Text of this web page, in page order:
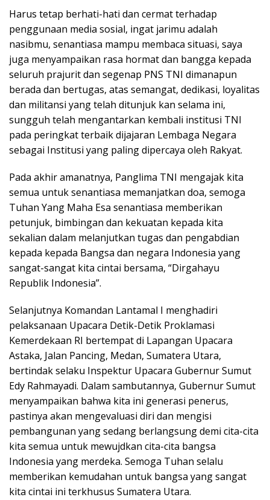
Harus tetap berhati-hati dan cermat terhadap
penggunaan media sosial, ingat jarimu adalah
nasibmu, senantiasa mampu membaca situasi, saya
juga menyampaikan rasa hormat dan bangga kepada
seluruh prajurit dan segenap PNS TNI dimanapun
berada dan bertugas, atas semangat, dedikasi, loyalitas
dan militansi yang telah ditunjuk kan selama ini,
sungguh telah mengantarkan kembali institusi TNI
pada peringkat terbaik dijajaran Lembaga Negara
sebagai Institusi yang paling dipercaya oleh Rakyat.
Pada akhir amanatnya, Panglima TNI mengajak kita
semua untuk senantiasa memanjatkan doa, semoga
Tuhan Yang Maha Esa senantiasa memberikan
petunjuk, bimbingan dan kekuatan kepada kita
sekalian dalam melanjutkan tugas dan pengabdian
kepada kepada Bangsa dan negara Indonesia yang
sangat-sangat kita cintai bersama, “Dirgahayu
Republik Indonesia”.
Selanjutnya Komandan Lantamal I menghadiri
pelaksanaan Upacara Detik-Detik Proklamasi
Kemerdekaan RI bertempat di Lapangan Upacara
Astaka, Jalan Pancing, Medan, Sumatera Utara,
bertindak selaku Inspektur Upacara Gubernur Sumut
Edy Rahmayadi. Dalam sambutannya, Gubernur Sumut
menyampaikan bahwa kita ini generasi penerus,
pastinya akan mengevaluasi diri dan mengisi
pembangunan yang sedang berlangsung demi cita-cita
kita semua untuk mewujdkan cita-cita bangsa
Indonesia yang merdeka. Semoga Tuhan selalu
memberikan kemudahan untuk bangsa yang sangat
kita cintai ini terkhusus Sumatera Utara.